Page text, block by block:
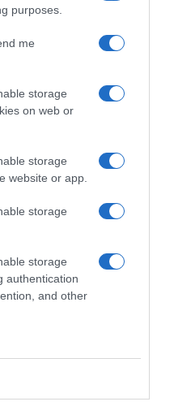
purposes.
me
storage
on web or
storage
website or app.
storage
storage
authentication
and other